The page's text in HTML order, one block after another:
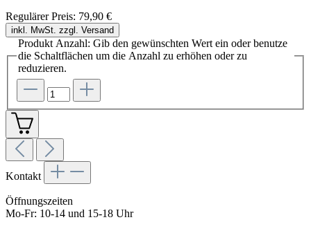
Regulärer Preis: 79,90 €
inkl. MwSt. zzgl. Versand
Produkt Anzahl: Gib den gewünschten Wert ein oder benutze
die Schaltflächen um die Anzahl zu erhöhen oder zu
reduzieren.
Kontakt
Öffnungszeiten
Mo-Fr: 10-14 und 15-18 Uhr